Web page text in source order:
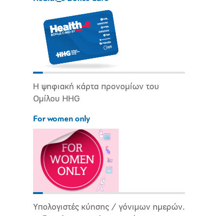
Η ψηφιακή κάρτα προνομίων του
Ομίλου HHG
For women only
Υπολογιστές κύησης / γόνιμων ημερών.